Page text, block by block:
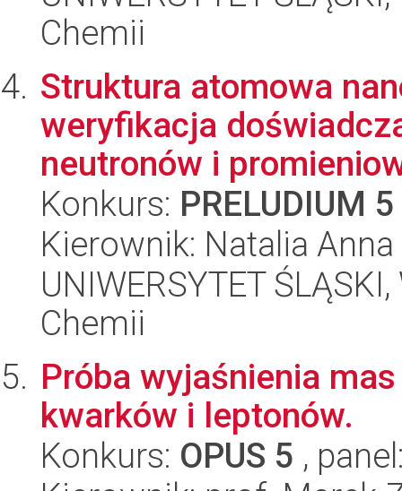
Chemii
Struktura atomowa
weryfikacja
neutronów i
Konkurs: PRELUDIUM 5
Kierownik: Natalia
UNIWERSYTET
Chemii
Próba wyjaśnienia
kwarków i leptonów.
Konkurs: OPUS 5 ,